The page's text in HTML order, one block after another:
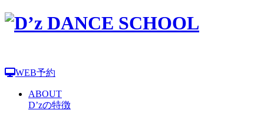
WEB予約
ABOUT
D’zの特徴